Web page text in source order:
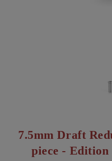
7.5mm Draft
piece - Edition